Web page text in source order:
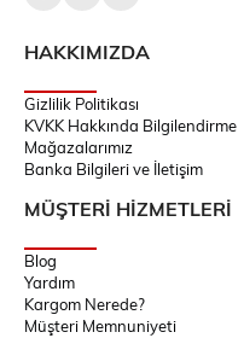
HAKKIMIZDA
Gizlilik Politikası
KVKK Hakkında Bilgilendirme
Mağazalarımız
Banka Bilgileri ve İletişim
MÜŞTERİ HİZMETLERİ
Blog
Yardım
Kargom Nerede?
Müşteri Memnuniyeti